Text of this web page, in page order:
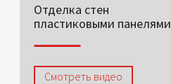
Отделка стен
пластиковыми панелями
Смотреть видео